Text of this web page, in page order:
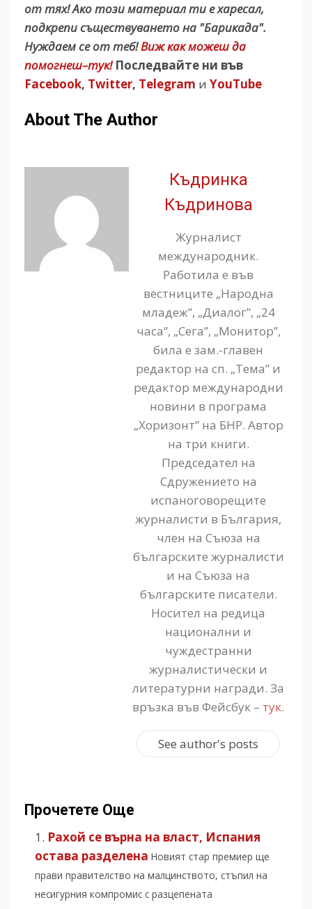
от тях! Ако този материал ти е харесал,
подкрепи съществуването на "Барикада".
Нуждаем се от теб!Виж как можеш да
помогнеш–тук! Последвайте ни във
Facebook, Twitter, Telegram и YouTube
About The Author
Къдринка
Къдринова
Журналист
международник.
Работила е във
вестниците „Народна
младеж”, „Диалог”, „24
часа”, „Сега”, „Монитор”,
била е зам.-главен
редактор на сп. „Тема” и
редактор международни
новини в програма
„Хоризонт” на БНР. Автор
на три книги.
Председател на
Сдружението на
испаноговорещите
журналисти в България,
член на Съюза на
българските журналисти
и на Съюза на
българските писатели.
Носител на редица
национални и
чуждестранни
журналистически и
литературни награди. За
връзка във Фейсбук – тук.
See author's posts
Прочетете Още
Рахой се върна на власт, Испания
остава разделена Новият стар премиер ще
прави правителство на малцинството, стъпил на
несигурния компромис с разцепената